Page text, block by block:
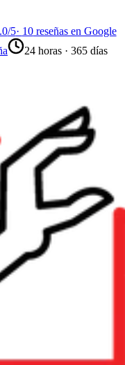
/5· 10reseñas en Google
24 horas · 365 días